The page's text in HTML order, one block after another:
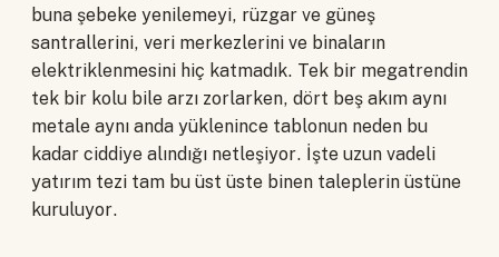
buna şebeke yenilemeyi, rüzgar ve güneş
santrallerini, veri merkezlerini ve binaların
elektriklenmesini hiç katmadık. Tek bir megatrendin
tek bir kolu bile arzı zorlarken, dört beş akım aynı
metale aynı anda yüklenince tablonun neden bu
kadar ciddiye alındığı netleşiyor. İşte uzun vadeli
yatırım tezi tam bu üst üste binen taleplerin üstüne
kuruluyor.